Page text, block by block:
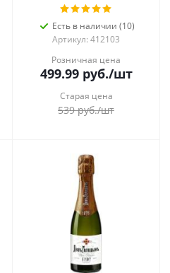
Есть в наличии (10)
Артикул: 412103
Розничная цена
499.99руб./шт
Старая цена
539руб./шт